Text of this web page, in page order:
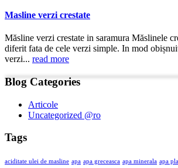
Masline verzi crestate
Măsline verzi crestate in saramura Măslinele
diferit fata de cele verzi simple. In mod
verzi... read more
Blog Categories
Articole
Uncategorized @ro
Tags
aciditate ulei de masline apa apa greceasca apa minerala apa